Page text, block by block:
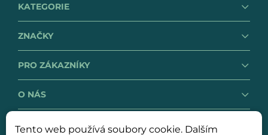
Tento web používá soubory cookie. Dalším
KATEGORIE
ZNAČKY
PRO ZÁKAZNÍKY
O NÁS
GDPR